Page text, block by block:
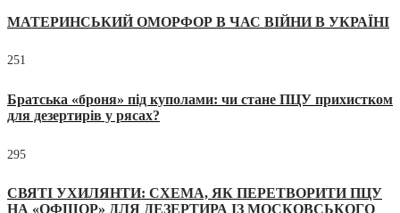
МАТЕРИНСЬКИЙ ОМОРФОР В ЧАС ВІЙНИ В УКРАЇНІ
251
Братська «броня» під куполами: чи стане ПЦУ прихистком
для дезертирів у рясах?
295
СВЯТІ УХИЛЯНТИ: СХЕМА, ЯК ПЕРЕТВОРИТИ ПЦУ
НА «ОФШОР» ДЛЯ ДЕЗЕРТИРА ІЗ МОСКОВСЬКОГО